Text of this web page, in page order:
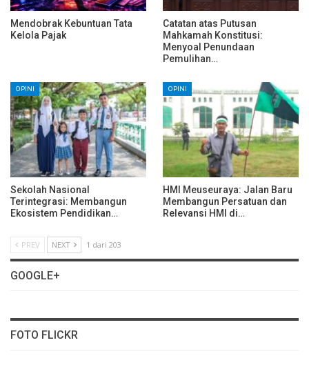
Mendobrak Kebuntuan Tata
Kelola Pajak
Catatan atas Putusan
Mahkamah Konstitusi:
Menyoal Penundaan
Pemulihan…
OPINI
Sekolah Nasional
Terintegrasi: Membangun
Ekosistem Pendidikan…
OPINI
HMI Meuseuraya: Jalan Baru
Membangun Persatuan dan
Relevansi HMI di…
PREV NEXT 1 dari 203
GOOGLE+
FOTO FLICKR